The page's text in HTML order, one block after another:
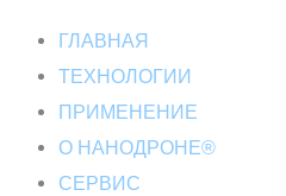
ГЛАВНАЯ
ТЕХНОЛОГИИ
ПРИМЕНЕНИЕ
О НАНОДРОНЕ®
СЕРВИС